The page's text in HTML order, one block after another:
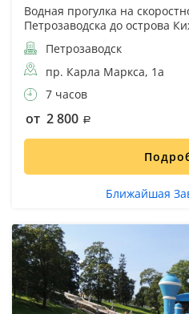
Водная прогулка на
Петрозаводска до острова
Петрозаводск
пр. Карла Маркса, 1а
7 часов
от 2 800
Ближайшая